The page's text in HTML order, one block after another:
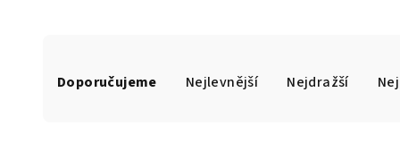
aDoporučujeme Nejlevnější Nejdražší